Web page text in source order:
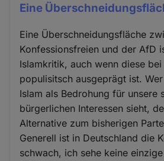
Eine
Eine Überschneidungsfläche
Konfessionsfreien und der AfD
Islamkritik, auch wenn diese
populisitsch ausgeprägt ist.
Islam als Bedrohung für unsere
bürgerlichen Interessen sieht,
Alternative zum bisherigen
Generell ist in Deutschland die
schwach, ich sehe keine